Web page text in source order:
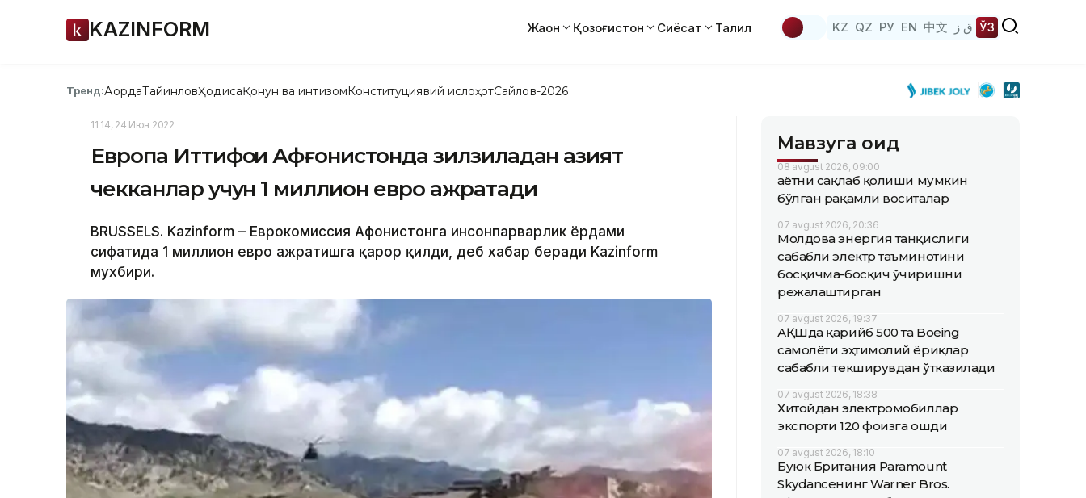
KAZINFORM Жаҳон Қозоғистон Сиёсат Таҳлил KZ QZ РУ EN 中文 ق ز ЎЗ
Тренд:АқордаТайинловҲодисаҚонун ва интизомКонституциявий ислоҳотСайлов-2026
11:14, 24 Июн 2022
Европа Иттифоқи Афғонистонда зилзиладан азият
чекканлар учун 1 миллион евро ажратади
BRUSSELS. Kazinform – Еврокомиссия Афғонистонга инсонпарварлик ёрдами
сифатида 1 миллион евро ажратишга қарор қилди, деб хабар беради Kazinform
мухбири.
Мавзуга оид
08 avgust 2026, 09:00
Ҳаётни сақлаб қолиши мумкин
бўлган рақамли воситалар
07 avgust 2026, 20:36
Молдова энергия танқислиги
сабабли электр таъминотини
босқичма-босқич ўчиришни
режалаштирган
07 avgust 2026, 19:37
АҚШда қарийб 500 та Boeing
самолёти эҳтимолий ёриқлар
сабабли текширувдан ўтказилади
07 avgust 2026, 18:38
Хитойдан электромобиллар
экспорти 120 фоизга ошди
07 avgust 2026, 18:10
Буюк Британия Paramount
Skydanceнинг Warner Bros.